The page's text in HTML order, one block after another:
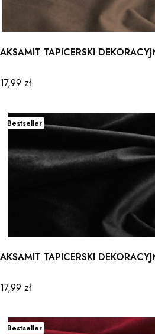
AKSAMIT TAPICERSKI
Cena
17,99 zł
Bestseller
AKSAMIT TAPICERSKI
Cena
17,99 zł
Bestseller